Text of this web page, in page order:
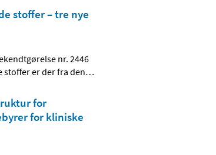
stoffer – tre nye
nr. 2446
stoffer er der fra den…
for
for kliniske